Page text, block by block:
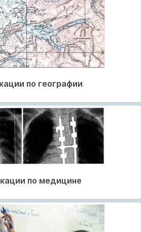
по географии
по медицине